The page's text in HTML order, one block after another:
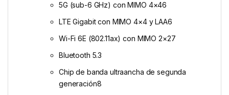
5G (sub-6 GHz) con MIMO 4×46
LTE Gigabit con MIMO 4×4 y LAA6
Wi-Fi 6E (802.11ax) con MIMO 2×27
Bluetooth 5.3
Chip de banda ultraancha de segunda
generación8